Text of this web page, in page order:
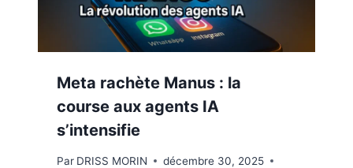
Meta rachète Manus : la
course aux agents IA
s’intensifie
Par DRISS MORIN
décembre 30, 2025